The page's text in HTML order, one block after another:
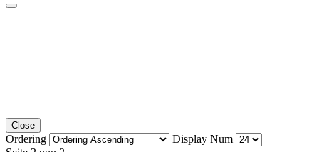
Close
Ordering
Display Num